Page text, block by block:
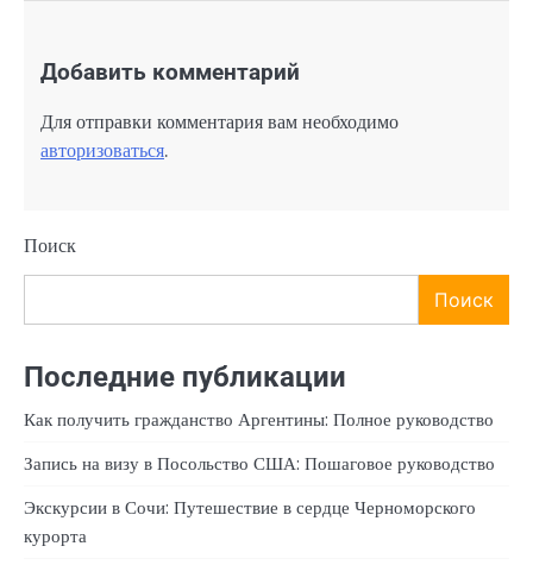
Добавить комментарий
Для отправки комментария вам необходимо
авторизоваться.
Поиск
Поиск
Последние публикации
Как получить гражданство Аргентины: Полное руководство
Запись на визу в Посольство США: Пошаговое руководство
Экскурсии в Сочи: Путешествие в сердце Черноморского
курорта